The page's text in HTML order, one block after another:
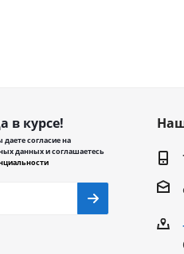
в курсе!
согласие на
данных и соглашаетесь